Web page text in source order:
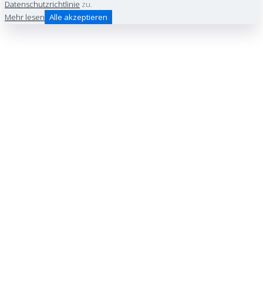
Datenschutzrichtlinie zu.
Mehr lesen Alle akzeptieren